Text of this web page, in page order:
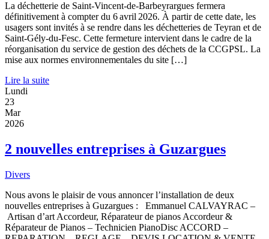
La déchetterie de Saint-Vincent-de-Barbeyrargues fermera
définitivement à compter du 6 avril 2026. À partir de cette date, les
usagers sont invités à se rendre dans les déchetteries de Teyran et de
Saint-Gély-du-Fesc. Cette fermeture intervient dans le cadre de la
réorganisation du service de gestion des déchets de la CCGPSL. La
mise aux normes environnementales du site […]
Lire la suite
Lundi
23
Mar
2026
2 nouvelles entreprises à Guzargues
Divers
Nous avons le plaisir de vous annoncer l’installation de deux
nouvelles entreprises à Guzargues : Emmanuel CALVAYRAC –
Artisan d’art Accordeur, Réparateur de pianos Accordeur &
Réparateur de Pianos – Technicien PianoDisc ACCORD –